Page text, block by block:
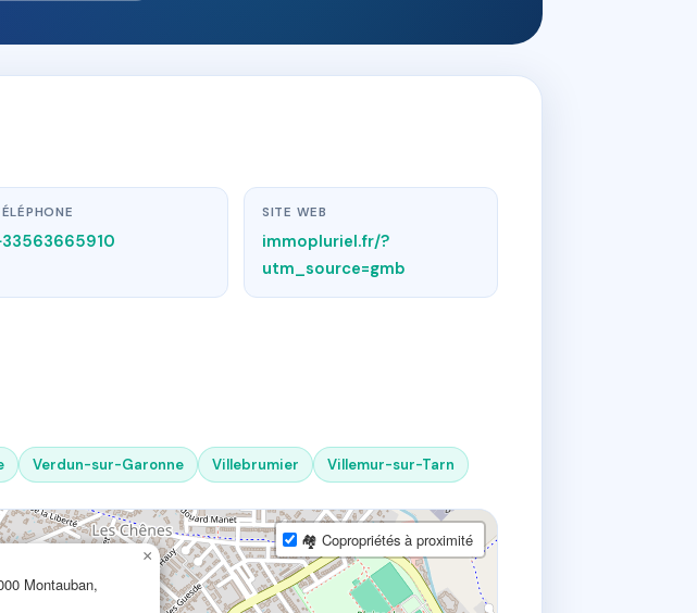
SITE WEB
immopluriel.fr/?
utm_source=gmb
Verdun-sur-Garonne Villebrumier Villemur-sur-Tarn
Montauban,
×
🏘 Copropriétés à proximité